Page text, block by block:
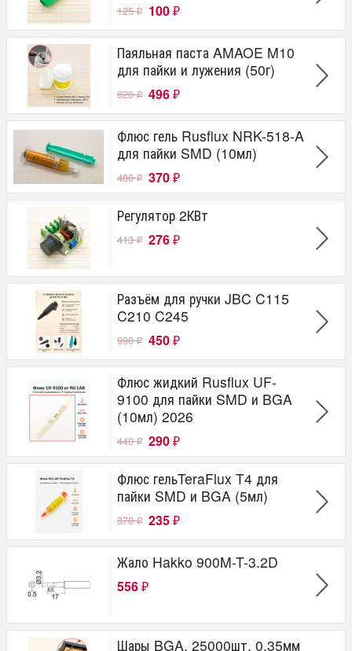
125₽ 100 ₽
Паяльная паста AMAOE M10
для пайки и лужения (50г)
620₽ 496 ₽
Флюс гель Rusflux NRK-518-A
для пайки SMD (10мл)
480₽ 370 ₽
Регулятор 2КВт
413₽ 276 ₽
Разъём для ручки JBC C115
C210 C245
990₽ 450 ₽
Флюс жидкий Rusflux UF-
9100 для пайки SMD и BGA
(10мл) 2026
440₽ 290 ₽
Флюс гельTeraFlux T4 для
пайки SMD и BGA (5мл)
370₽ 235 ₽
Жало Hakko 900M-T-3.2D
556 ₽
Шары BGA, 25000шт, 0,35мм